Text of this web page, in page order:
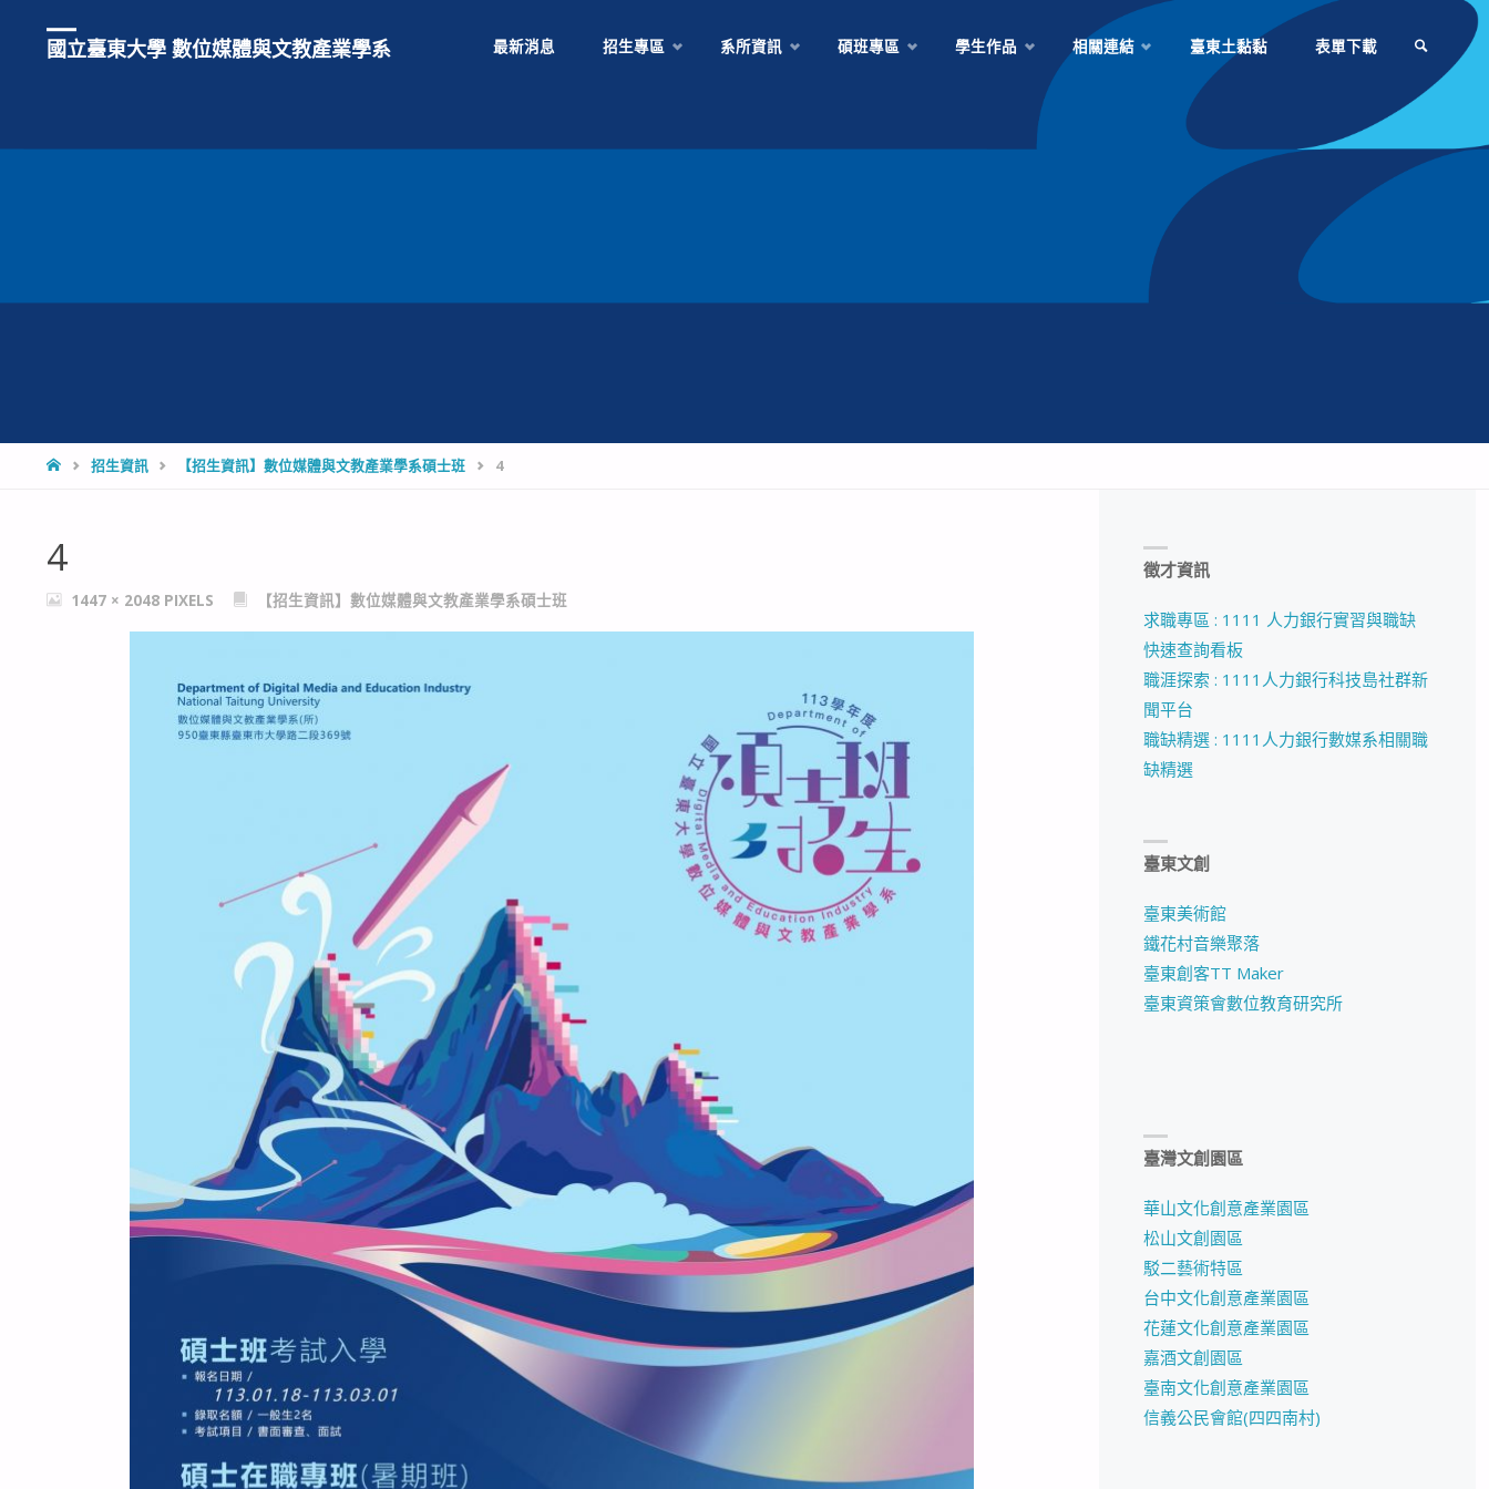
國立臺東大學 數位媒體與文教產業學系 最新消息 招生專區 系所資訊 碩班專區 學生作品 相關連結 臺東土黏黏 表單下載
HOME招生資訊 【招生資訊】數位媒體與文教產業學系碩士班 4
4
FULL1447 × 2048 PIXELS 【招生資訊】數位媒體與文教產業學系碩士班
徵才資訊
求職專區 : 1111 人力銀行實習與職缺
快速查詢看板
職涯探索 : 1111人力銀行科技島社群新
聞平台
職缺精選 : 1111人力銀行數媒系相關職
缺精選
臺東文創
臺東美術館
鐵花村音樂聚落
臺東創客TT Maker
臺東資策會數位教育研究所
臺灣文創園區
華山文化創意產業園區
松山文創園區
駁二藝術特區
台中文化創意產業園區
花蓮文化創意產業園區
嘉酒文創園區
臺南文化創意產業園區
信義公民會館(四四南村)